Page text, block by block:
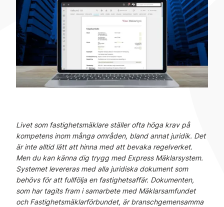
Livet som fastighetsmäklare ställer ofta höga krav på
kompetens inom många områden, bland annat juridik. Det
är inte alltid lätt att hinna med att bevaka regelverket.
Men du kan känna dig trygg med Express Mäklarsystem.
Systemet levereras med alla juridiska dokument som
behövs för att fullfölja en fastighetsaffär. Dokumenten,
som har tagits fram i samarbete med Mäklarsamfundet
och Fastighetsmäklarförbundet, är branschgemensamma